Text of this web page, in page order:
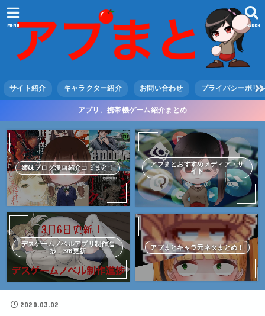
SEARCH
MENU
サイト紹介 キャラクター紹介 お問い合わせ プライバシーポリ
アプリ、携帯機ゲーム紹介まとめ
姉妹ブログ漫画紹介コミまと！
アプまとおすすめメディア・サ
イト
デスゲームノベルアプリ制作進
捗 3/6更新
アプまとキャラ元ネタまとめ！
2020.03.02